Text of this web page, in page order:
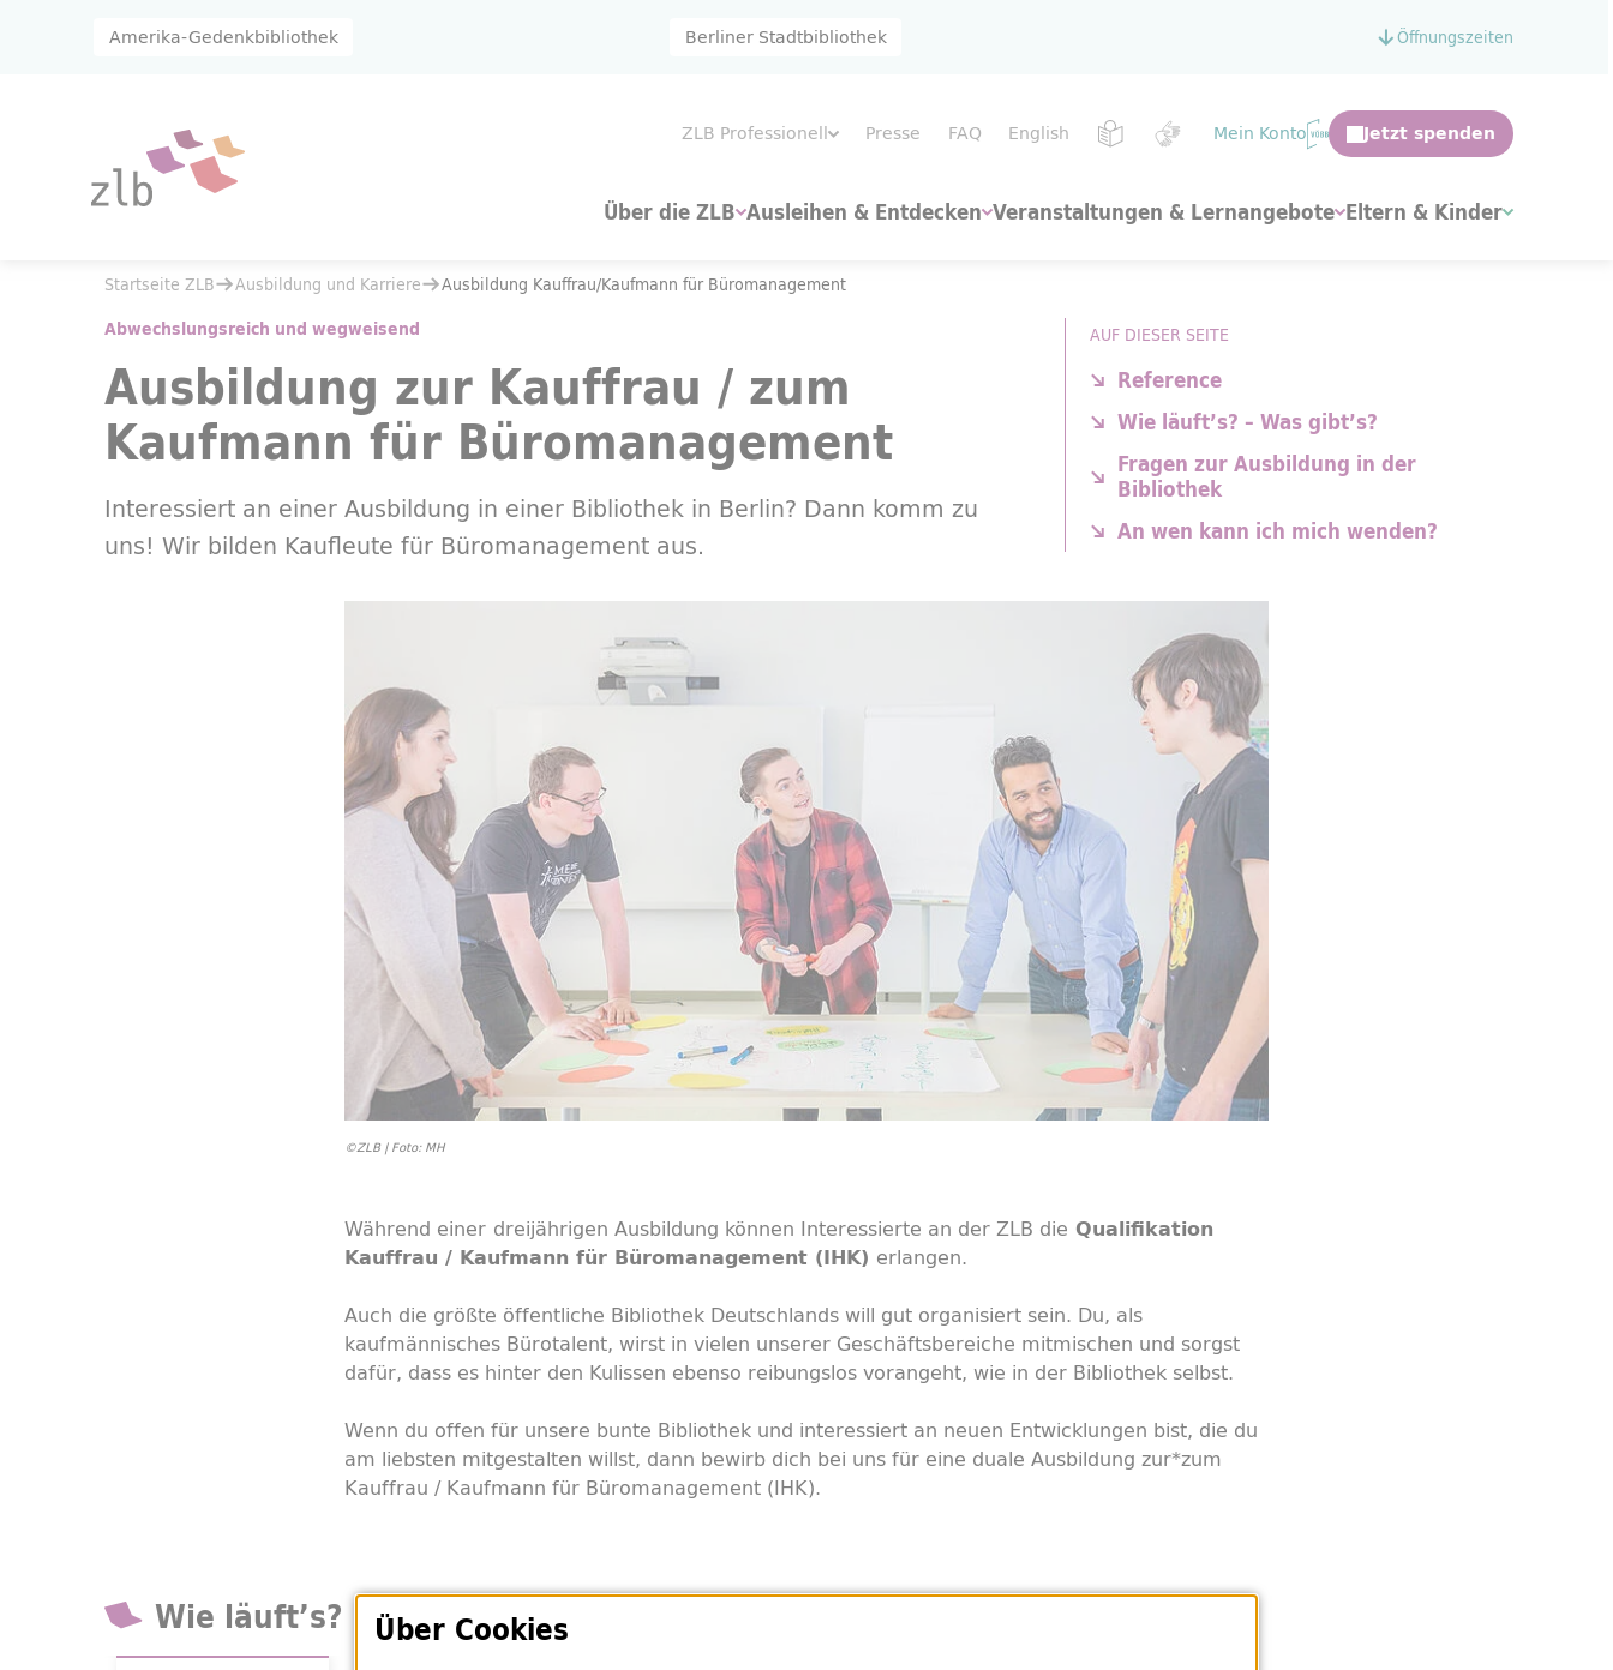
Zum Hauptinhalt springen Zur Suche springen
Amerika-Gedenkbibliothek Berliner Stadtbibliothek Öffnungszeiten
ZLB Professionell Presse FAQ English Mein Konto
Über die ZLB Ausleihen & Entdecken Veranstaltungen & Lernangebote Eltern & Kinder
Ausbildung und Karriere
Ausbildung Kauffrau/Kaufmann für Büromanagement
Sie befinden sich hier:
Startseite ZLB Ausbildung und Karriere Ausbildung Kauffrau/Kaufmann für Büromanagement
Abwechslungsreich und wegweisend
Ausbildung zur Kauffrau / zum
Kaufmann für Büromanagement
Interessiert an einer Ausbildung in einer Bibliothek in Berlin? Dann komm zu
uns! Wir bilden Kaufleute für Büromanagement aus.
AUF DIESER SEITE
Reference
Wie läuft’s? – Was gibt’s?
Fragen zur Ausbildung in der
Bibliothek
An wen kann ich mich wenden?
©ZLB | Foto: MH
Während einer dreijährigen Ausbildung können Interessierte an der ZLB die Qualifikation
Kauffrau / Kaufmann für Büromanagement (IHK) erlangen.
Auch die größte öffentliche Bibliothek Deutschlands will gut organisiert sein. Du, als
kaufmännisches Bürotalent, wirst in vielen unserer Geschäftsbereiche mitmischen und sorgst
dafür, dass es hinter den Kulissen ebenso reibungslos vorangeht, wie in der Bibliothek selbst.
Wenn du offen für unsere bunte Bibliothek und interessiert an neuen Entwicklungen bist, die du
am liebsten mitgestalten willst, dann bewirb dich bei uns für eine duale Ausbildung zur*zum
Kauffrau / Kaufmann für Büromanagement (IHK).
Wie läuft’s? – Was gibt’s?
Über Cookies